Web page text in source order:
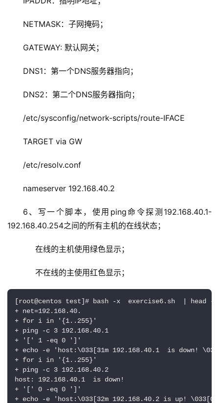
NETMASK：子网掩码；
GATEWAY: 默认网关；
DNS1：第一个DNS服务器指向；
DNS2：第二个DNS服务器指向；
/etc/sysconfig/network-scripts/route-IFACE
TARGET via GW
/etc/resolv.conf
nameserver 192.168.40.2
6、写一个脚本，使用ping命令探测192.168.40.1-
192.168.40.254之间的所有主机的在线状态；
在线的主机使用绿色显示；
不在线的主使用红色显示；
[root@centos test]# bash -x  exercise6.sh  | head -3
+ net=192.168.40.
+ for i in '{1..255}'
+ ping -c 3 192.168.40.1
+ '[' 1 -eq 0 ']'
+ echo -e 'host:\033[31m 192.168.40.1  is down!
+ for i in '{1..255}'
+ ping -c 3 192.168.40.2
host: 192.168.40.1  is down!
+ '[' 0 -eq 0 ']'
+ echo -e 'host:\033[32m 192.168.40.2 is up!